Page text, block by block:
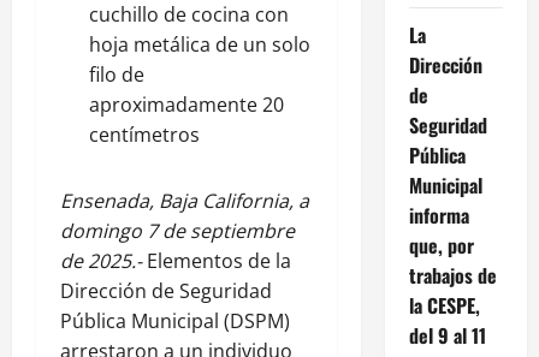
cuchillo de cocina con
hoja metálica de un solo
filo de
aproximadamente 20
centímetros
Ensenada, Baja California, a
domingo 7 de septiembre
de 2025.-Elementos de la
Dirección de Seguridad
Pública Municipal (DSPM)
arrestaron a un individuo
La
Dirección
de
Seguridad
Pública
Municipal
informa
que, por
trabajos de
la CESPE,
del 9 al 11